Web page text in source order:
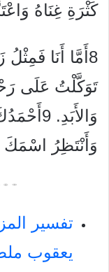
كَثْرَةِ غِنَاهُ
8أَمَّا أَنَا فَمِثْلُ زَيْتُونَةٍ خَضْرَاءَفِي بَيْتِ
تَوَكَّلْتُ عَلَى
وَأَنْتَظِرُ اسْمَكَ
يعقوب